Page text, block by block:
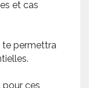
et cas
te permettra
ces